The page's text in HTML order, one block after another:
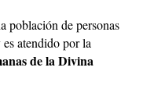
población de personas
atendido por la
de la Divina